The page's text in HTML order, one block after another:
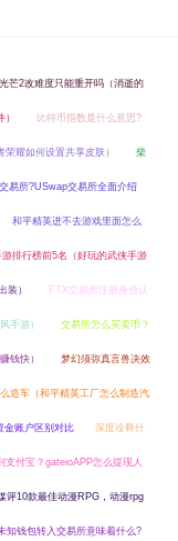
芒2改难度只能重开吗（消逝的
比特币指数是什么意思?
耀如何设置共享皮肤） 柴
易所?USwap交易所全面介绍
和平精英进不去游戏里面怎么
排行榜前5名（好玩的武侠手游
装） FTX交易所注册身份认
手游） 交易所怎么买卖币？
钱快） 梦幻须弥真言兽决效
造车（和平精英工厂怎么制造汽
金账户区别对比 深度诠释什
支付宝？gateioAPP怎么提现人
评10款最佳动漫RPG，动漫rpg
知钱包转入交易所意味着什么?